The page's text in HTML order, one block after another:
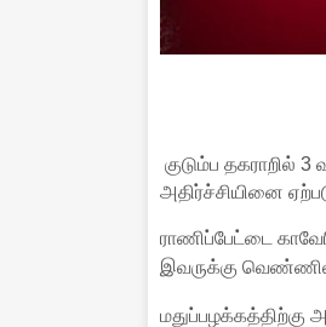
குடும்ப தகராறில்
அதிர்ச்சியினை
ராணிப்பேட்டை
இவருக்கு
மதுப்பழக்கத்திற்கு